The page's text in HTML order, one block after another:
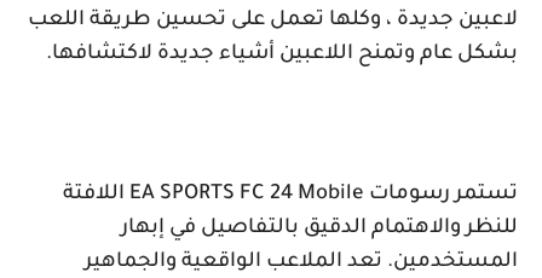
لاعبين جديدة ، وكلها تعمل على تحسين طريقة اللعب
بشكل عام وتمنح اللاعبين أشياء جديدة لاكتشافها.
تستمر رسومات EA SPORTS FC 24 Mobile اللافتة
للنظر والاهتمام الدقيق بالتفاصيل في إبهار
المستخدمين. تعد الملاعب الواقعية والجماهير